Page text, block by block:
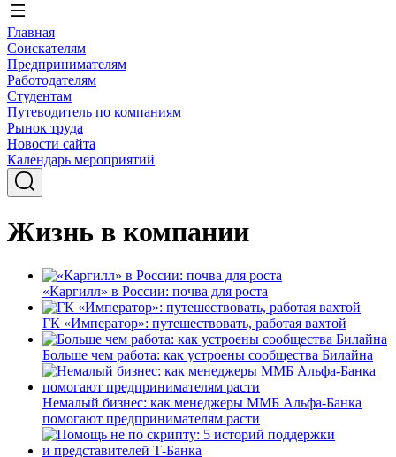
Главная
Соискателям
Предпринимателям
Работодателям
Студентам
Путеводитель по компаниям
Рынок труда
Новости сайта
Календарь мероприятий
Жизнь в компании
«Каргилл» в России: почва для роста
ГК «Император»: путешествовать, работая вахтой
Больше чем работа: как устроены сообщества Билайна
Немалый бизнес: как менеджеры ММБ Альфа-Банка
помогают предпринимателям расти